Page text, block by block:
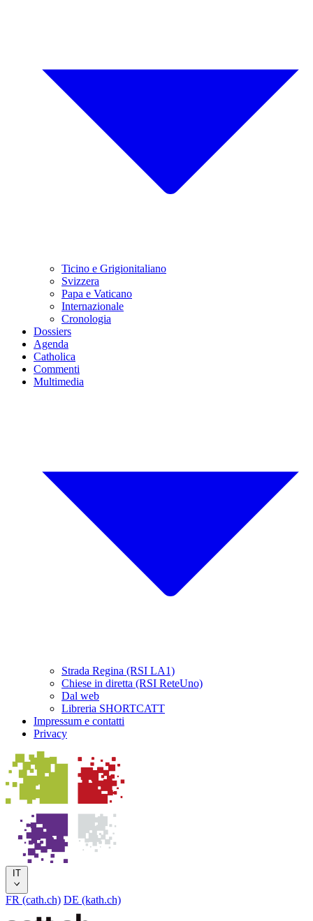
Ticino e Grigionitaliano
Svizzera
Papa e Vaticano
Internazionale
Cronologia
Dossiers
Agenda
Catholica
Commenti
Multimedia
Strada Regina (RSI LA1)
Chiese in diretta (RSI ReteUno)
Dal web
Libreria SHORTCATT
Impressum e contatti
Privacy
IT
FR (cath.ch) DE (kath.ch)